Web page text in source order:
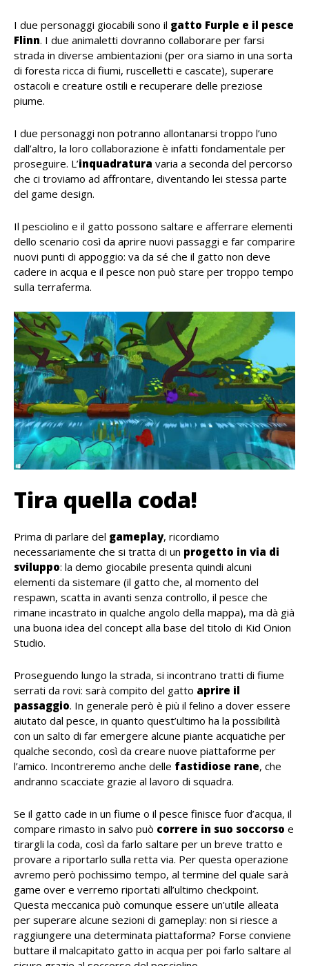
I due personaggi giocabili sono il gatto Furple e il pesce
Flinn. I due animaletti dovranno collaborare per farsi
strada in diverse ambientazioni (per ora siamo in una sorta
di foresta ricca di fiumi, ruscelletti e cascate), superare
ostacoli e creature ostili e recuperare delle preziose
piume.
I due personaggi non potranno allontanarsi troppo l’uno
dall’altro, la loro collaborazione è infatti fondamentale per
proseguire. L’inquadratura varia a seconda del percorso
che ci troviamo ad affrontare, diventando lei stessa parte
del game design.
Il pesciolino e il gatto possono saltare e afferrare elementi
dello scenario così da aprire nuovi passaggi e far comparire
nuovi punti di appoggio: va da sé che il gatto non deve
cadere in acqua e il pesce non può stare per troppo tempo
sulla terraferma.
Tira quella coda!
Prima di parlare del gameplay, ricordiamo
necessariamente che si tratta di un progetto in via di
sviluppo: la demo giocabile presenta quindi alcuni
elementi da sistemare (il gatto che, al momento del
respawn, scatta in avanti senza controllo, il pesce che
rimane incastrato in qualche angolo della mappa), ma dà già
una buona idea del concept alla base del titolo di Kid Onion
Studio.
Proseguendo lungo la strada, si incontrano tratti di fiume
serrati da rovi: sarà compito del gatto aprire il
passaggio. In generale però è più il felino a dover essere
aiutato dal pesce, in quanto quest’ultimo ha la possibilità
con un salto di far emergere alcune piante acquatiche per
qualche secondo, così da creare nuove piattaforme per
l’amico. Incontreremo anche delle fastidiose rane, che
andranno scacciate grazie al lavoro di squadra.
Se il gatto cade in un fiume o il pesce finisce fuor d’acqua, il
compare rimasto in salvo può correre in suo soccorso e
tirargli la coda, così da farlo saltare per un breve tratto e
provare a riportarlo sulla retta via. Per questa operazione
avremo però pochissimo tempo, al termine del quale sarà
game over e verremo riportati all’ultimo checkpoint.
Questa meccanica può comunque essere un’utile alleata
per superare alcune sezioni di gameplay: non si riesce a
raggiungere una determinata piattaforma? Forse conviene
buttare il malcapitato gatto in acqua per poi farlo saltare al